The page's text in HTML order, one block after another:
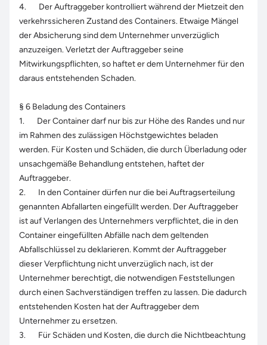
4. Der Auftraggeber kontrolliert während der Mietzeit den
verkehrssicheren Zustand des Containers. Etwaige Mängel
der Absicherung sind dem Unternehmer unverzüglich
anzuzeigen. Verletzt der Auftraggeber seine
Mitwirkungspflichten, so haftet er dem Unternehmer für den
daraus entstehenden Schaden.
§ 6 Beladung des Containers
1. Der Container darf nur bis zur Höhe des Randes und nur
im Rahmen des zulässigen Höchstgewichtes beladen
werden. Für Kosten und Schäden, die durch Überladung oder
unsachgemäße Behandlung entstehen, haftet der
Auftraggeber.
2. In den Container dürfen nur die bei Auftragserteilung
genannten Abfallarten eingefüllt werden. Der Auftraggeber
ist auf Verlangen des Unternehmers verpflichtet, die in den
Container eingefüllten Abfälle nach dem geltenden
Abfallschlüssel zu deklarieren. Kommt der Auftraggeber
dieser Verpflichtung nicht unverzüglich nach, ist der
Unternehmer berechtigt, die notwendigen Feststellungen
durch einen Sachverständigen treffen zu lassen. Die dadurch
entstehenden Kosten hat der Auftraggeber dem
Unternehmer zu ersetzen.
3. Für Schäden und Kosten, die durch die Nichtbeachtung